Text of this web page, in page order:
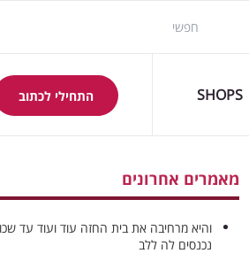
התחילי לכתוב SHOPS
מאמרים אחרונים
והיא מרחיבה את בית החזה עוד ועוד עד
נכנסים לה ללב